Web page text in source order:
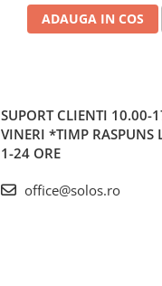
rapida), alb mat | 131-
ADAUGA IN COS
SUPORT CLIENTI 10.00-
VINERI *TIMP RASPUNS
1-24 ORE
office@solos.ro